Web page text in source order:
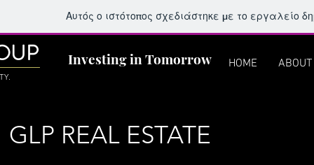
Αυτός ο ιστότοπος σχεδιάστηκε με το εργαλείο
HOME
Investing in Tomorrow
GLP REAL ESTATE